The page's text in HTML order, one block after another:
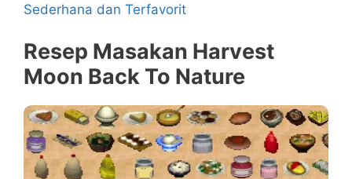
Sederhana dan Terfavorit
Resep Masakan Harvest
Moon Back To Nature